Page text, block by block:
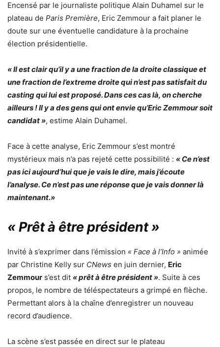
Encensé par le journaliste politique Alain Duhamel sur le
plateau de Paris Première, Eric Zemmour a fait planer le
doute sur une éventuelle candidature à la prochaine
élection présidentielle.
« Il est clair qu’il y a une fraction de la droite classique et
une fraction de l’extreme droite qui n’est pas satisfait du
casting qui lui est proposé. Dans ces cas là, on cherche
ailleurs ! Il y a des gens qui ont envie qu’Eric Zemmour soit
candidat », estime Alain Duhamel.
Face à cette analyse, Eric Zemmour s’est montré
mystérieux mais n’a pas rejeté cette possibilité : « Ce n’est
pas ici aujourd’hui que je vais le dire, mais j’écoute
l’analyse. Ce n’est pas une réponse que je vais donner là
maintenant.»
« Prêt à être président »
Invité à s’exprimer dans l’émission « Face à l’Info » animée
par Christine Kelly sur CNews en juin dernier, Eric
Zemmour s’est dit « prêt à être président ». Suite à ces
propos, le nombre de téléspectateurs a grimpé en flèche.
Permettant alors à la chaîne d’enregistrer un nouveau
record d’audience.
La scène s’est passée en direct sur le plateau